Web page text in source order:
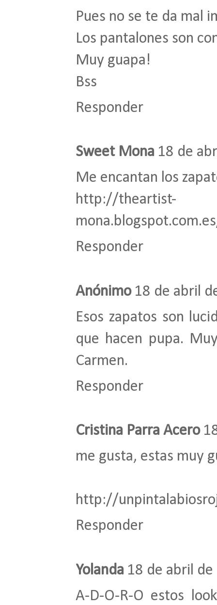
Pues no se te da mal
Los pantalones son
Muy guapa!
Bss
Responder
Sweet Mona 18 de
Me encantan los
http://theartist-
Responder
Anónimo 18 de abril
Esos zapatos son
que hacen pupa.
Carmen.
Responder
Cristina Parra Acero
me gusta, estas muy
http://
Responder
Yolanda 18 de abril
A-D-O-R-O estos